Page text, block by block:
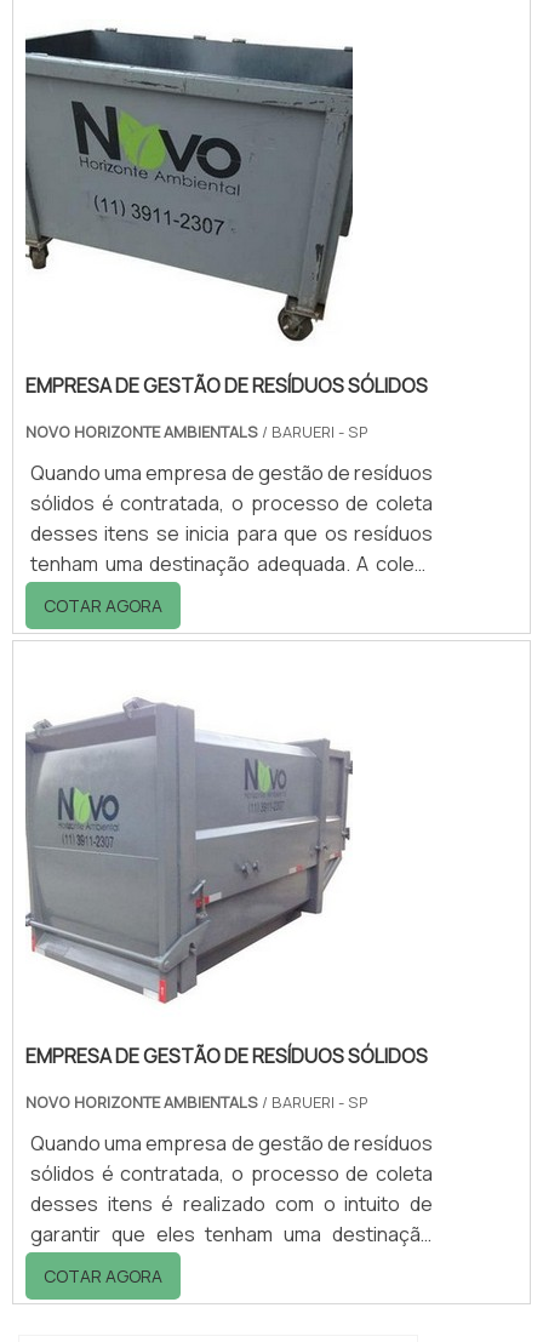
EMPRESA DE GESTÃO DE RESÍDUOS SÓLIDOS
NOVO HORIZONTE AMBIENTALS / BARUERI - SP
Quando uma empresa de gestão de resíduos
sólidos é contratada, o processo de coleta
desses itens se inicia para que os resíduos
tenham uma destinação adequada. A coleta
de resíduos sólidos é diferente de acordo
com a classificação e a qualidade de cada
meio ambiente.O SERVIÇO DAS EMPRESAS
DE GESTÃOPara que esse tipo de resíduo
seja destinado de maneira ade...
COTAR AGORA
EMPRESA DE GESTÃO DE RESÍDUOS SÓLIDOS
NOVO HORIZONTE AMBIENTALS / BARUERI - SP
Quando uma empresa de gestão de resíduos
sólidos é contratada, o processo de coleta
desses itens é realizado com o intuito de
garantir que eles tenham uma destinação
adequada. O gerenciamento de resíduos
sólidos industriais é diferente de acordo com
COTAR AGORA